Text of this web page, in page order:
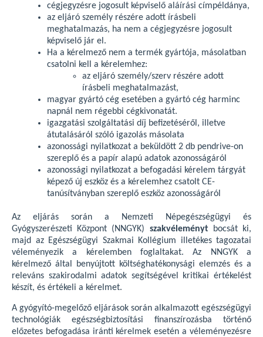
cégjegyzésre jogosult képviselő aláírási címpéldánya,
az eljáró személy részére adott írásbeli
meghatalmazás, ha nem a cégjegyzésre jogosult
képviselő jár el.
Ha a kérelmező nem a termék gyártója, másolatban
csatolni kell a kérelemhez:
az eljáró személy/szerv részére adott
írásbeli meghatalmazást,
magyar gyártó cég esetében a gyártó cég harminc
napnál nem régebbi cégkivonatát.
igazgatási szolgáltatási díj befizetéséről, illetve
átutalásáról szóló igazolás másolata
azonossági nyilatkozat a beküldött 2 db pendrive-on
szereplő és a papír alapú adatok azonosságáról
azonossági nyilatkozat a befogadási kérelem tárgyát
képező új eszköz és a kérelemhez csatolt CE-
tanúsítványban szereplő eszköz azonosságáról
Az eljárás során a Nemzeti Népegészségügyi és
Gyógyszerészeti Központ (NNGYK) szakvéleményt
bocsát ki,
majd az Egészségügyi Szakmai Kollégium illetékes tagozatai
véleményezik a kérelemben foglaltakat. Az NNGYK a
kérelmező által benyújtott költséghatékonysági elemzés és a
releváns szakirodalmi adatok segítségével kritikai értékelést
készít, és értékeli a kérelmet.
A gyógyító-megelőző eljárások során alkalmazott egészségügyi
technológiák egészségbiztosítási finanszírozásba történő
előzetes befogadása iránti kérelmek esetén a véleményezésre